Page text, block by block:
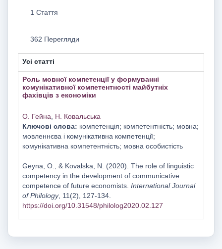
1 Стаття
362 Перегляди
Усі статті
Роль мовної компетенції у формуванні
комунікативної компетентності майбутніх
фахівців з економіки
О. Гейна
Н. Ковальська
Ключові слова: компетенція; компетентність; мовна;
мовленнєва і комунікативна компетенції;
комунікативна компетентність; мовна особистість
Geyna, O., & Kovalska, N. (2020). The role of linguistic
competency in the development of communicative
competence of future economists. International Journal
of Philology, 11(2), 127-134.
https://doi.org/10.31548/philolog2020.02.127